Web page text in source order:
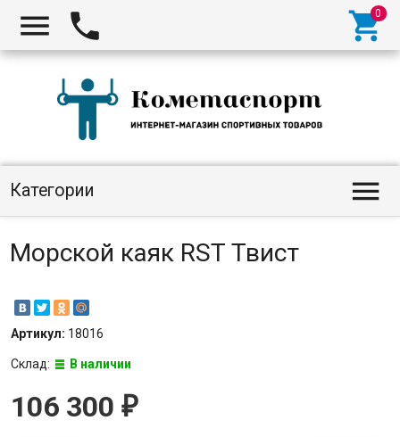
  
Категории 
Морской каяк RST Твист
Артикул: 18016
Склад: В наличии
106 300 ₽